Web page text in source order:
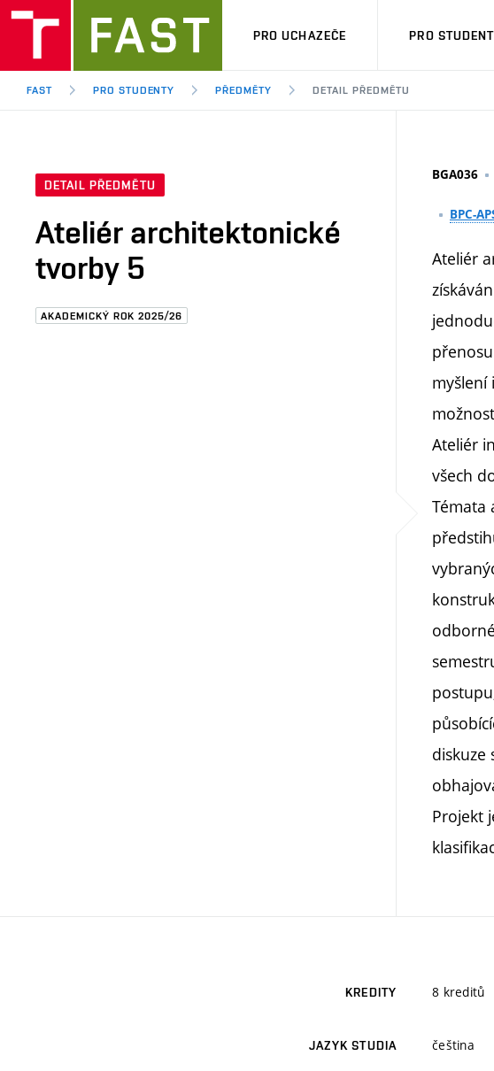
PRO UCHAZEČE PRO
FAST PRO STUDENTY PŘEDMĚTY DETAIL PŘEDMĚTU
DETAIL PŘEDMĚTU
Ateliér architektonické
tvorby 5
AKADEMICKÝ ROK 2025/26
BGA036
BPC-
Ateliér
myšlení
Ateliér
všech
Témata
diskuze
Projekt
KREDITY 8 kreditů
JAZYK STUDIA čeština